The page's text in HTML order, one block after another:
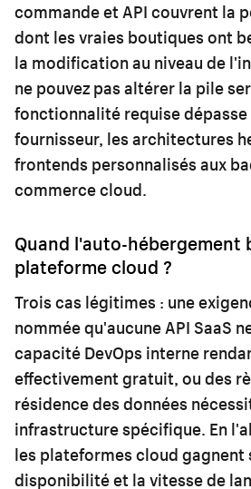
commande et API couvrent la
dont les vraies boutiques ont
la modification au niveau de
ne pouvez pas altérer la pile
fonctionnalité requise dépasse
fournisseur, les architectures
frontends personnalisés aux
commerce cloud.
Quand l'auto-hébergement
plateforme cloud ?
Trois cas légitimes : une
nommée qu'aucune API SaaS
capacité DevOps interne
effectivement gratuit, ou des
résidence des données
infrastructure spécifique. En
les plateformes cloud gagnent
disponibilité et la vitesse de